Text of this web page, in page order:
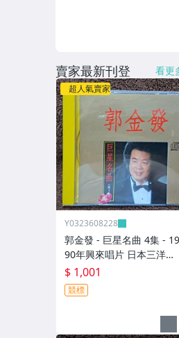
賣家最新刊登 看更
超人氣賣家
Y0323608228
郭金發 - 巨星名曲 4集 - 19
90年興來唱片 日本三洋盤
- 碟片9成新 無IFPI - 1001
元起標 M2316
$ 1,001
競標